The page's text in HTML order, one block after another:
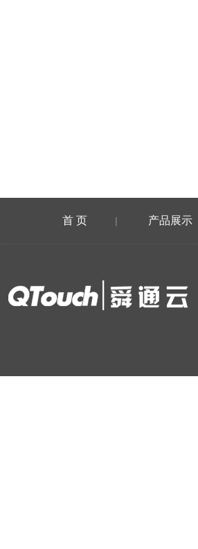
首 页 | 产品展示